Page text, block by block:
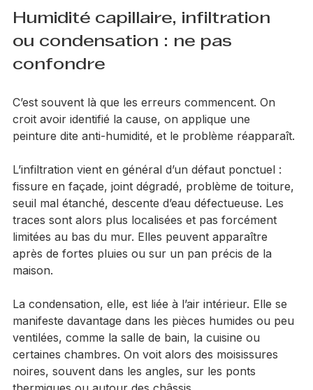
l’humidité sans sembler mouillé en permanence. C’est
pour cela qu’un diagnostic visuel seul a ses limites.
Humidité capillaire, infiltration
confondre
C’est souvent là que les erreurs commencent. On
croit avoir identifié la cause, on applique une
peinture dite anti-humidité, et le problème réapparaît.
L’infiltration vient en général d’un défaut ponctuel :
fissure en façade, joint dégradé, problème de toiture,
seuil mal étanché, descente d’eau défectueuse. Les
traces sont alors plus localisées et pas forcément
après de fortes pluies ou sur un pan précis de la
maison.
La condensation, elle, est liée à l’air intérieur. Elle se
manifeste davantage dans les pièces humides ou peu
ventilées, comme la salle de bain, la cuisine ou